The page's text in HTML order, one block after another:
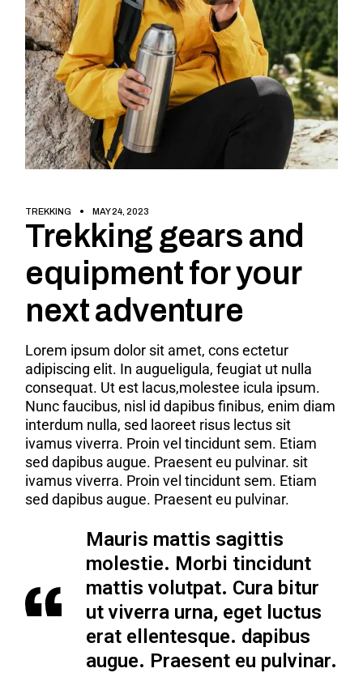
TREKKING MAY 24, 2023
Trekking gears and
equipment for your
next adventure
Lorem ipsum dolor sit amet, cons ectetur
adipiscing elit. In augueligula, feugiat ut nulla
consequat. Ut est lacus,molestee icula ipsum.
Nunc faucibus, nisl id dapibus finibus, enim diam
interdum nulla, sed laoreet risus lectus sit
ivamus viverra. Proin vel tincidunt sem. Etiam
sed dapibus augue. Praesent eu pulvinar. sit
ivamus viverra. Proin vel tincidunt sem. Etiam
sed dapibus augue. Praesent eu pulvinar.
Mauris mattis sagittis
molestie. Morbi tincidunt
mattis volutpat. Cura bitur
ut viverra urna, eget luctus
erat ellentesque. dapibus
augue. Praesent eu pulvinar.